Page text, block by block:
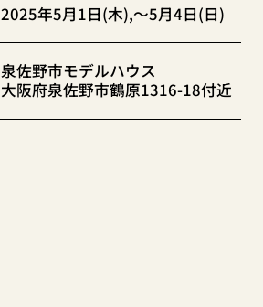
2025年5月1日(木),～5月4日(日)
泉佐野市モデルハウス
大阪府泉佐野市鶴原1316-18付近